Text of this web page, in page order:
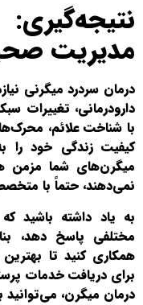
مدیریت
درمان سردرد میگرنی
دارودرمانی،
با شناخت علائم،
کیفیت زندگی خود را
میگرن‌های شما مزمن
نمی‌دهند، حتماً با
به یاد داشته
مختلفی پاسخ دهد،
همکاری کنید تا بهترین
برای دریافت خدمات
درمان میگرن، می‌توانید